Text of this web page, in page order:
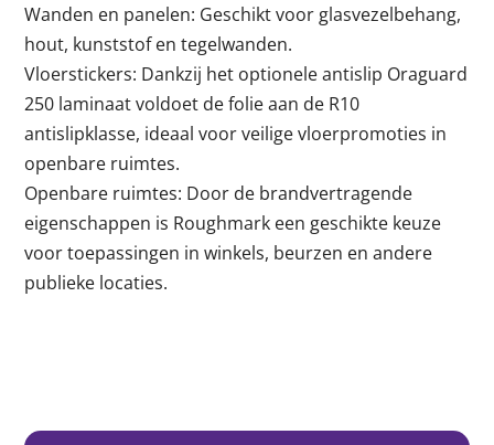
Wanden en panelen: Geschikt voor glasvezelbehang,
hout, kunststof en tegelwanden.
Vloerstickers: Dankzij het optionele antislip Oraguard
250 laminaat voldoet de folie aan de R10
antislipklasse, ideaal voor veilige vloerpromoties in
openbare ruimtes.
Openbare ruimtes: Door de brandvertragende
eigenschappen is Roughmark een geschikte keuze
voor toepassingen in winkels, beurzen en andere
publieke locaties.